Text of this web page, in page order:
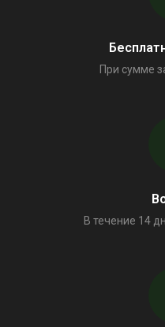
При сумме
В течение 14